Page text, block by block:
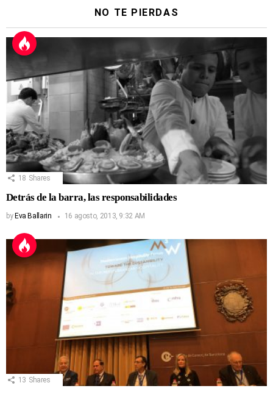
NO TE PIERDAS
18 Shares
Detrás de la barra, las responsabilidades
by Eva Ballarin 16 agosto, 2013, 9:32 AM
13 Shares